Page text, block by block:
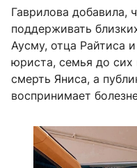
Гаврилова добавила,
поддерживать
Аусму, отца Райтиса
юриста, семья до
смерть Яниса, а
воспринимает